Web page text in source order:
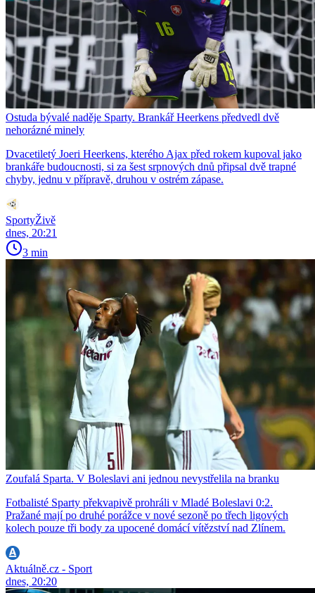
Ostuda bývalé naděje Sparty. Brankář Heerkens předvedl dvě
nehorázné minely
Dvacetiletý Joeri Heerkens, kterého Ajax před rokem kupoval jako
brankáře budoucnosti, si za šest srpnových dnů připsal dvě trapné
chyby, jednu v přípravě, druhou v ostrém zápase.
SportyŽivě
dnes, 20:21
3 min
Zoufalá Sparta. V Boleslavi ani jednou nevystřelila na branku
Fotbalisté Sparty překvapivě prohráli v Mladé Boleslavi 0:2.
Pražané mají po druhé porážce v nové sezoně po třech ligových
kolech pouze tři body za upocené domácí vítězství nad Zlínem.
Aktuálně.cz - Sport
dnes, 20:20